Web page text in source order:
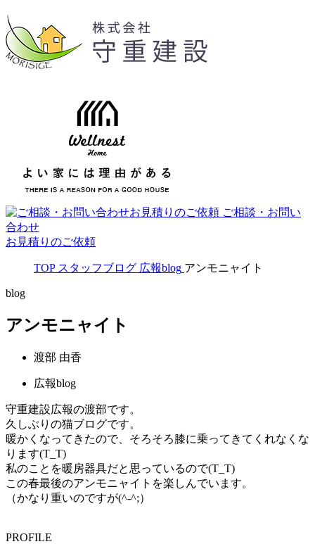
ご相談・お問い
合わせ
お見積りのご依頼
TOP スタッフブログ 広報blog アンモニャイト
blog
アンモニャイト
渡部 由香
広報blog
守重建設広報の渡部です。
久しぶりの猫ブログです。
暖かくなってきたので、そろそろ膝に乗ってきてくれなくな
ります(T_T)
私のことを暖房器具だと思っているので(T_T)
この春最後のアンモニャイトを楽しんでいます。
（かなり重いのですが(^-^;）
PROFILE